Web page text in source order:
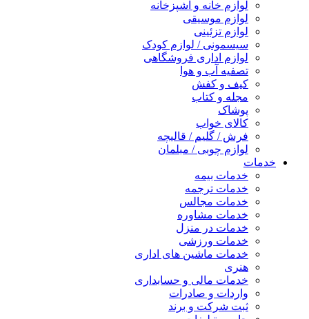
لوازم خانه و آشپزخانه
لوازم موسیقی
لوازم تزئینی
سیسمونی / لوازم کودک
لوازم اداری فروشگاهی
تصفیه آب و هوا
کیف و کفش
مجله و کتاب
پوشاک
کالای خواب
فرش / گلیم / قالیچه
لوازم چوبی / مبلمان
خدمات
خدمات بیمه
خدمات ترجمه
خدمات مجالس
خدمات مشاوره
خدمات در منزل
خدمات ورزشی
خدمات ماشین های اداری
هنری
خدمات مالی و حسابداری
واردات و صادرات
ثبت شرکت و برند